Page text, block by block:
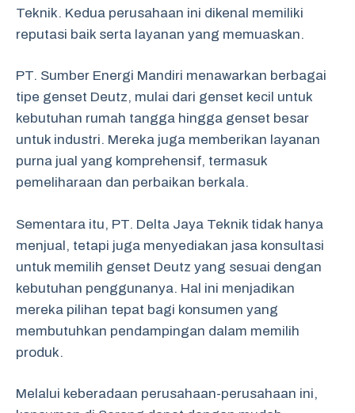
Teknik. Kedua perusahaan ini dikenal memiliki
reputasi baik serta layanan yang memuaskan.
PT. Sumber Energi Mandiri menawarkan berbagai
tipe genset Deutz, mulai dari genset kecil untuk
kebutuhan rumah tangga hingga genset besar
untuk industri. Mereka juga memberikan layanan
purna jual yang komprehensif, termasuk
pemeliharaan dan perbaikan berkala.
Sementara itu, PT. Delta Jaya Teknik tidak hanya
menjual, tetapi juga menyediakan jasa konsultasi
untuk memilih genset Deutz yang sesuai dengan
kebutuhan penggunanya. Hal ini menjadikan
mereka pilihan tepat bagi konsumen yang
membutuhkan pendampingan dalam memilih
produk.
Melalui keberadaan perusahaan-perusahaan ini,